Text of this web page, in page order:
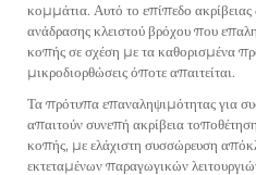
κομμάτια. Αυτό το επίπεδο
ανάδρασης κλειστού βρόχου που
κοπής σε σχέση με τα καθορισμένα
μικροδιορθώσεις όποτε απαιτείται.
Τα πρότυπα επαναληψιμότητας για
απαιτούν συνεπή ακρίβεια
κοπής, με ελάχιστη συσσώρευση
εκτεταμένων παραγωγικών